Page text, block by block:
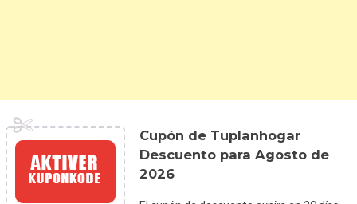
Cupón de Tuplanhogar
Descuento para Agosto de
2026